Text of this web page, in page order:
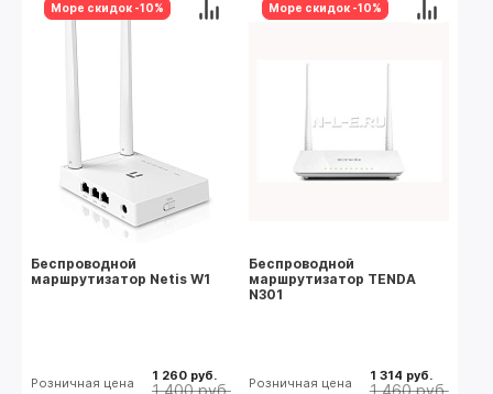
Беспроводной
маршрутизатор Netis W1
Розничная цена 1 260 руб.
1 400 руб.
Море скидок -10%
Беспроводной
маршрутизатор TENDA
N301
Розничная цена 1 314 руб.
1 460 руб.
Море скидок -10%